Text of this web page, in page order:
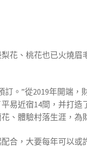
花、桃花也已火燒
。”從2019年開端
易近宿14間，并打
、體驗村落生涯，為
合，大要每年可以